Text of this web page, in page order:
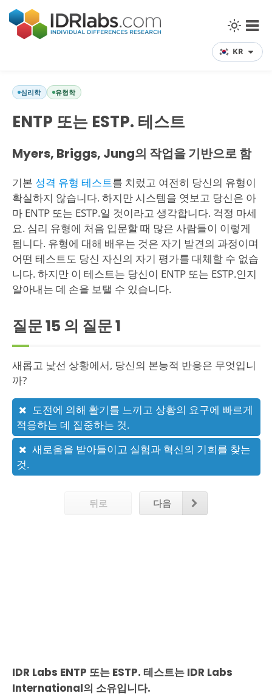
KR
심리학 유형학
ENTP 또는 ESTP. 테스트
Myers, Briggs, Jung의 작업을 기반으로 함
기본 성격 유형 테스트를 치렀고 여전히 당신의 유형이
확실하지 않습니다. 하지만 시스템을 엿보고 당신은 아
마 ENTP 또는 ESTP.일 것이라고 생각합니다. 걱정 마세
요. 심리 유형에 처음 입문할 때 많은 사람들이 이렇게
됩니다. 유형에 대해 배우는 것은 자기 발견의 과정이며
어떤 테스트도 당신 자신의 자기 평가를 대체할 수 없습
니다. 하지만 이 테스트는 당신이 ENTP 또는 ESTP.인지
알아내는 데 손을 보탤 수 있습니다.
질문 15 의 질문1
새롭고 낯선 상황에서, 당신의 본능적 반응은 무엇입니
까?
도전에 의해 활기를 느끼고 상황의 요구에 빠르게
적응하는 데 집중하는 것.
새로움을 받아들이고 실험과 혁신의 기회를 찾는
것.
뒤로 다음
IDR Labs ENTP 또는 ESTP. 테스트는 IDR Labs
International의 소유입니다.